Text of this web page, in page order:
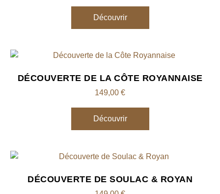
Découvrir
DÉCOUVERTE DE LA CÔTE ROYANNAISE
149,00 €
Découvrir
DÉCOUVERTE DE SOULAC & ROYAN